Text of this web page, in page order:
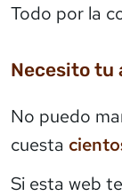
Todo por la
Necesito tu
No puedo
cuesta
Si esta web